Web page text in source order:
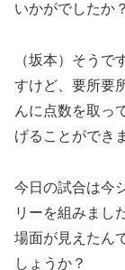
いかがでしたか？
（坂本）そう
すけど、要所要
んに点数を取っ
げることができ
今日の試合は今
リーを組みまし
場面が見えたん
しょうか？